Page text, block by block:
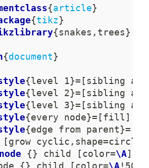
{article}
{tikz}
{snakes,trees}
{document}
{level 1}= [sibling
{level 2}= [sibling
{level 3}= [sibling
{every node}= [fill ]
{edge from parent}=
[grow
{} child [color=\A]
{} child [color=\A !50!